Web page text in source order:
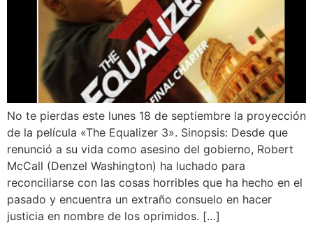
No te pierdas este lunes 18 de septiembre la proyección
de la película «The Equalizer 3». Sinopsis: Desde que
renunció a su vida como asesino del gobierno, Robert
McCall (Denzel Washington) ha luchado para
reconciliarse con las cosas horribles que ha hecho en el
pasado y encuentra un extraño consuelo en hacer
justicia en nombre de los oprimidos. […]